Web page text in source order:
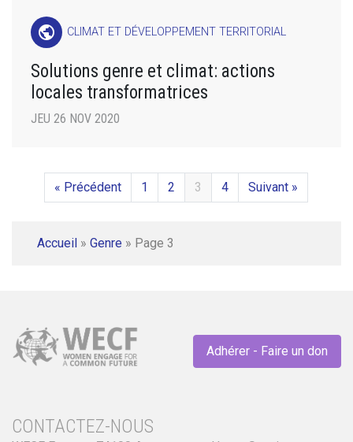
public CLIMAT ET DÉVELOPPEMENT TERRITORIAL
Solutions genre et climat: actions
locales transformatrices
JEU 26 NOV 2020
« Précédent 1 2 3 4 Suivant »
Accueil » Genre » Page 3
Adhérer - Faire un don
CONTACTEZ-NOUS